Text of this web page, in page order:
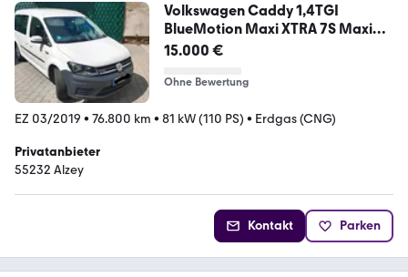
Volkswagen Caddy 1,4TGI
BlueMotion Maxi XTRA 7S Maxi
XTRA
15.000 €
Ohne Bewertung
EZ 03/2019 • 76.800 km • 81 kW (110 PS) • Erdgas (CNG)
Privatanbieter
55232 Alzey
Kontakt Parken